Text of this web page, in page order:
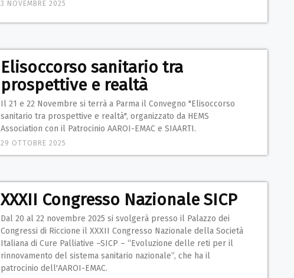
3 NOVEMBRE 2025
Elisoccorso sanitario tra
prospettive e realtà
Il 21 e 22 Novembre si terrà a Parma il Convegno "Elisoccorso
sanitario tra prospettive e realtà", organizzato da HEMS
Association con il Patrocinio AAROI-EMAC e SIAARTI.
29 OTTOBRE 2025
XXXII Congresso Nazionale SICP
Dal 20 al 22 novembre 2025 si svolgerà presso il Palazzo dei
Congressi di Riccione il XXXII Congresso Nazionale della Società
Italiana di Cure Palliative –SICP – “Evoluzione delle reti per il
rinnovamento del sistema sanitario nazionale”, che ha il
patrocinio dell'AAROI-EMAC.